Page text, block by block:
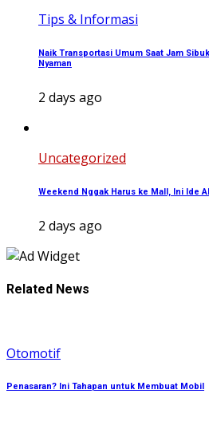
Tips & Informasi
Naik Transportasi Umum Saat Jam
Nyaman
2 days ago
Uncategorized
Weekend Nggak Harus ke Mall, Ini Ide
2 days ago
Related News
Otomotif
Penasaran? Ini Tahapan untuk Membuat Mobil